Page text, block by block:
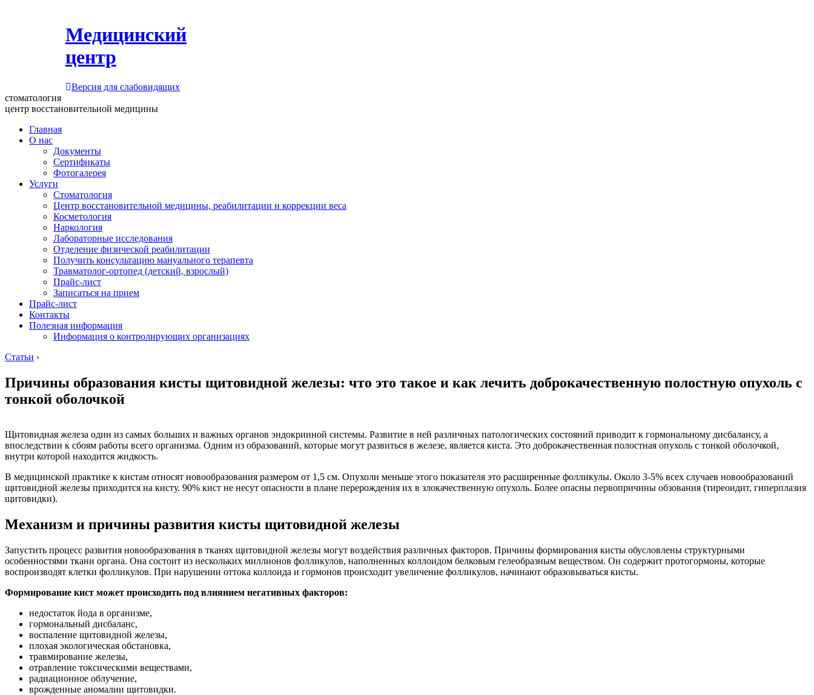
Медицинский
центр
Версия для слабовидящих
стоматология
центр восстановительной медицины
Главная
О нас
Документы
Сертификаты
Фотогалерея
Услуги
Стоматология
Центр восстановительной медицины, реабилитации и коррекции веса
Косметология
Наркология
Лабораторные исследования
Отделение физической реабилитации
Получить консультацию мануального терапевта
Травматолог-ортопед (детский, взрослый)
Прайс-лист
Записаться на прием
Прайс-лист
Контакты
Полезная информация
Информация о контролирующих организациях
Статьи ›
Причины образования кисты щитовидной железы: что это такое и как лечить доброкачественную полостную опухоль с
тонкой оболочкой
Щитовидная железа один из самых больших и важных органов эндокринной системы. Развитие в ней различных патологических состояний приводит к гормональному дисбалансу, а
впоследствии к сбоям работы всего организма. Одним из образований, которые могут развиться в железе, является киста. Это доброкачественная полостная опухоль с тонкой оболочкой,
внутри которой находится жидкость.
В медицинской практике к кистам относят новообразования размером от 1,5 см. Опухоли меньше этого показателя это расширенные фолликулы. Около 3-5% всех случаев новообразований
щитовидной железы приходится на кисту. 90% кист не несут опасности в плане перерождения их в злокачественную опухоль. Более опасны первопричины обзования (тиреоидит, гиперплазия
щитовидки).
Механизм и причины развития кисты щитовидной железы
Запустить процесс развития новообразования в тканях щитовидной железы могут воздействия различных факторов. Причины формирования кисты обусловлены структурными
особенностями ткани органа. Она состоит из нескольких миллионов фолликулов, наполненных коллоидом белковым гелеобразным веществом. Он содержит протогормоны, которые
воспроизводят клетки фолликулов. При нарушении оттока коллоида и гормонов происходит увеличение фолликулов, начинают образовываться кисты.
Формирование кист может происходить под влиянием негативных факторов:
недостаток йода в организме,
гормональный дисбаланс,
воспаление щитовидной железы,
плохая экологическая обстановка,
травмирование железы,
отравление токсическими веществами,
радиационное облучение,
врожденные аномалии щитовидки.